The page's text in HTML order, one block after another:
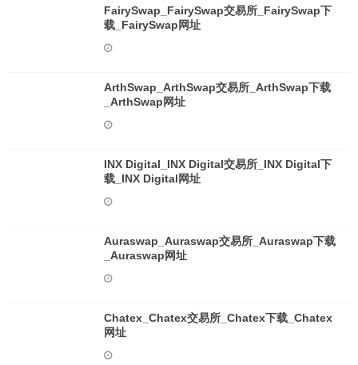
FairySwap_FairySwap交易所_FairySwap下
载_FairySwap网址
ArthSwap_ArthSwap交易所_ArthSwap下载
_ArthSwap网址
INX Digital_INX Digital交易所_INX Digital下
载_INX Digital网址
Auraswap_Auraswap交易所_Auraswap下载
_Auraswap网址
Chatex_Chatex交易所_Chatex下载_Chatex
网址